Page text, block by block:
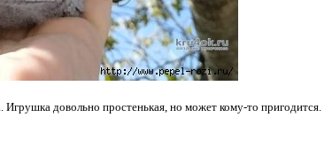
довольно простенькая, но может кому-то пригодится.